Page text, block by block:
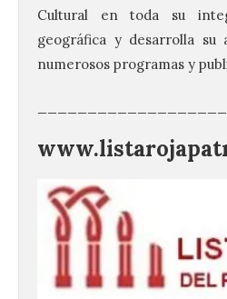
Cultural en toda su
geográfica y desarrolla su
numerosos programas y